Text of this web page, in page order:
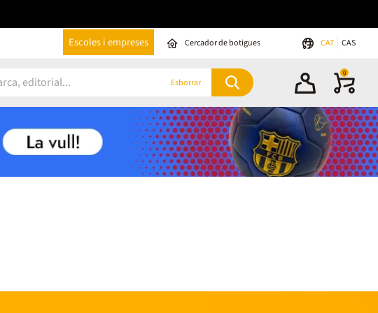
Escoles i empreses Cercador de botigues CAT CAS
Esborrar
0